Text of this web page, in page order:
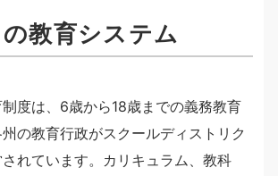
教育システム
度は、6歳から18歳までの義務教育
の教育行政がスクールディストリク
されています。カリキュラム、教科